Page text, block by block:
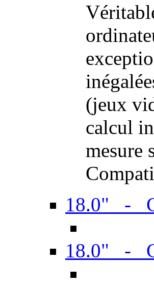
(jeux
calcul
mesure
18.0" -
18.0" -